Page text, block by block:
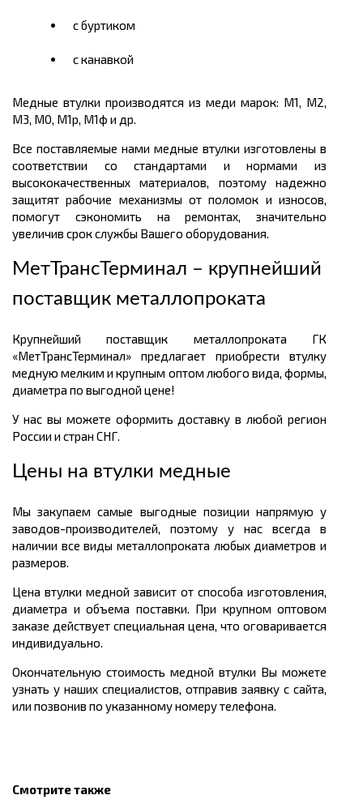
с буртиком
с канавкой
Медные втулки производятся из меди марок: М1, М2,
М3, М0, М1р, М1ф и др.
Все поставляемые нами медные втулки изготовлены в
соответствии со стандартами и нормами из
высококачественных материалов, поэтому надежно
защитят рабочие механизмы от поломок и износов,
помогут сэкономить на ремонтах, значительно
увеличив срок службы Вашего оборудования.
МетТрансТерминал – крупнейший
поставщик металлопроката
Крупнейший поставщик металлопроката ГК
«МетТрансТерминал» предлагает приобрести втулку
медную мелким и крупным оптом любого вида, формы,
диаметра по выгодной цене!
У нас вы можете оформить доставку в любой регион
России и стран СНГ.
Цены на втулки медные
Мы закупаем самые выгодные позиции напрямую у
заводов-производителей, поэтому у нас всегда в
наличии все виды металлопроката любых диаметров и
размеров.
Цена втулки медной зависит от способа изготовления,
диаметра и объема поставки. При крупном оптовом
заказе действует специальная цена, что оговаривается
индивидуально.
Окончательную стоимость медной втулки Вы можете
узнать у наших специалистов, отправив заявку с сайта,
или позвонив по указанному номеру телефона.
Смотрите также